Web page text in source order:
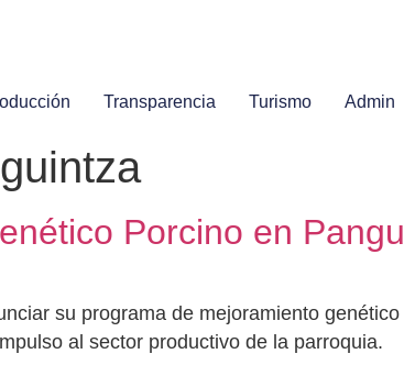
Transparencia Turismo Admin
Porcino en
su programa de mejoramiento
al sector productivo de la parroquia.